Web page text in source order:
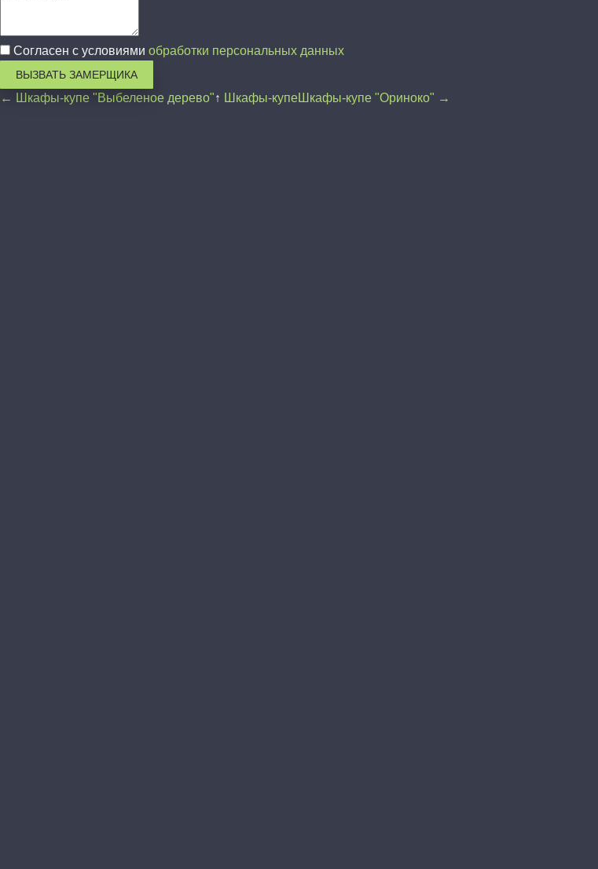
Согласен с условиями обработки персональных данных
ВЫЗВАТЬ ЗАМЕРЩИКА
← Шкафы-купе "Выбеленое дерево"↑ Шкафы-купеШкафы-купе "Ориноко" →